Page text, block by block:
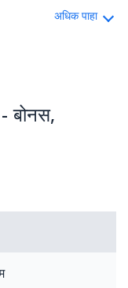
अधिक पाहा
बोनस,